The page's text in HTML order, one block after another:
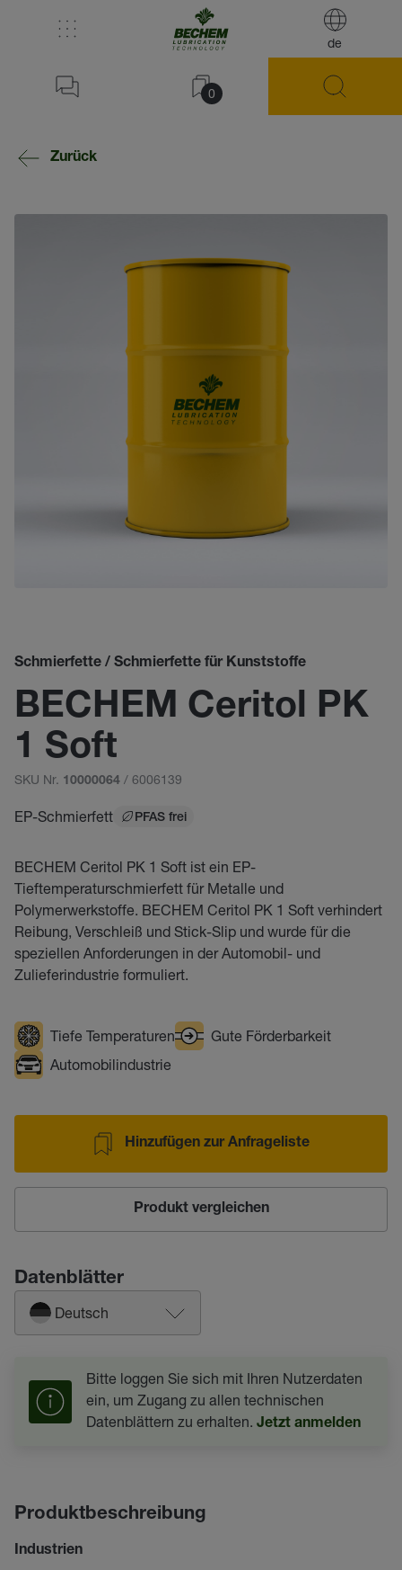
de
0
Zurück
Schmierfette / Schmierfette für Kunststoffe
BECHEM Ceritol PK
1 Soft
SKU Nr. 10000064 / 6006139
EP-Schmierfett PFAS frei
BECHEM Ceritol PK 1 Soft ist ein EP-
Tieftemperaturschmierfett für Metalle und
Polymerwerkstoffe. BECHEM Ceritol PK 1 Soft verhindert
Reibung, Verschleiß und Stick-Slip und wurde für die
speziellen Anforderungen in der Automobil- und
Zulieferindustrie formuliert.
Tiefe Temperaturen
Gute Förderbarkeit
Automobilindustrie
Hinzufügen zur Anfrageliste
Produkt vergleichen
Datenblätter
Deutsch
Bitte loggen Sie sich mit Ihren Nutzerdaten
ein, um Zugang zu allen technischen
Datenblättern zu erhalten. Jetzt anmelden
Produktbeschreibung
Industrien